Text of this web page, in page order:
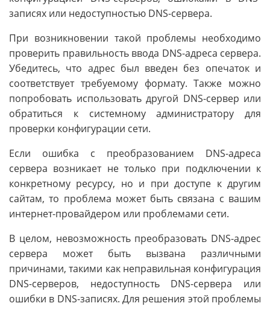
записях или недоступностью DNS-сервера.
При возникновении такой проблемы необходимо
проверить правильность ввода DNS-адреса сервера.
Убедитесь, что адрес был введен без опечаток и
соответствует требуемому формату. Также можно
попробовать использовать другой DNS-сервер или
обратиться к системному администратору для
проверки конфигурации сети.
Если ошибка с преобразованием DNS-адреса
сервера возникает не только при подключении к
конкретному ресурсу, но и при доступе к другим
сайтам, то проблема может быть связана с вашим
интернет-провайдером или проблемами сети.
В целом, невозможность преобразовать DNS-адрес
сервера может быть вызвана различными
причинами, такими как неправильная конфигурация
DNS-серверов, недоступность DNS-сервера или
ошибки в DNS-записях. Для решения этой проблемы